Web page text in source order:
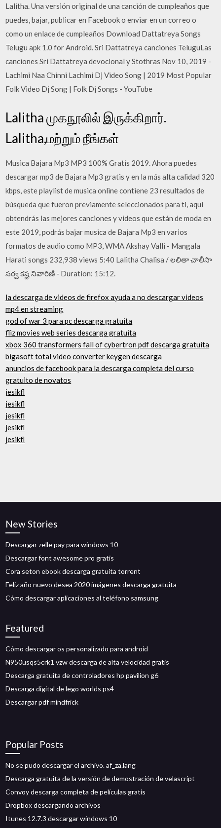
Lalitha. Una versión original de una canción de cumpleaños que
puedes, bajar, publicar en Facebook o enviar en un correo o
como un enlace de cumpleaños Download Dattatreya Songs
Telugu apk 1.0 for Android. Sri Dattatreya canciones TeluguLas
canciones Sri Dattatreya devocional y Stothras Nov 10, 2019 -
Lachimi Naa Chinni Lachimi Dj Video Song | 2019 Most Popular
Folk Video Dj Song | Folk Dj Songs - YouTube
Lalitha முகநூலில் இருக்கிறார்.
Lalitha,மற்றும் நீங்கள்
Musica Bajara Mp3 MP3 100% Gratis 2019. Ahora puedes
descargar mp3 de Bajara Mp3 gratis y en la más alta calidad 320
kbps, este playlist de musica online contiene 23 resultados de
búsqueda que fueron previamente seleccionados para ti, aquí
obtendrás las mejores canciones y videos que están de moda en
este 2019, podrás bajar musica de Bajara Mp3 en varios
formatos de audio como MP3, WMA Akshay Valli - Mangala
Harati songs 232,938 views 5:40 Lalitha Chalisa / లలితా చాలీసా
సర్వ కష్ట నివారిణి - Duration: 15:12.
la descarga de videos de firefox ayuda a no descargar videos
mp4 en streaming
god of war 3 para pc descarga gratuita
fliz movies web series descarga gratuita
xbox 360 transformers fall of cybertron pdf descarga gratuita
bigasoft total video converter keygen descarga
anuncios de facebook para la descarga completa del curso
gratuito de novatos
jesikfl
jesikfl
jesikfl
jesikfl
jesikfl
New Stories
Descargar zelle pay para windows 10
Descargar font awesome pro gratis
Cora seton ebook descarga gratuita torrent
Feliz año nuevo desea 2020 imágenes descarga gratuita
Cómo descargar aplicaciones al teléfono samsung
Featured
Cómo descargar os personalizado para android
N950usqs5crk1 vzw descarga de alta velocidad gratis
Descarga gratuita de controladores hp pavilion g6
Descarga digital de lego worlds ps4
Descargar pdf mindfrick
Popular Posts
No se pudo descargar el archivo. af_za.lang
Descarga gratuita de la versión de demostración de velascript
Convoy descarga completa de películas gratis
Dropbox descargando archivos
Itunes 12.7.3 descargar windows 10